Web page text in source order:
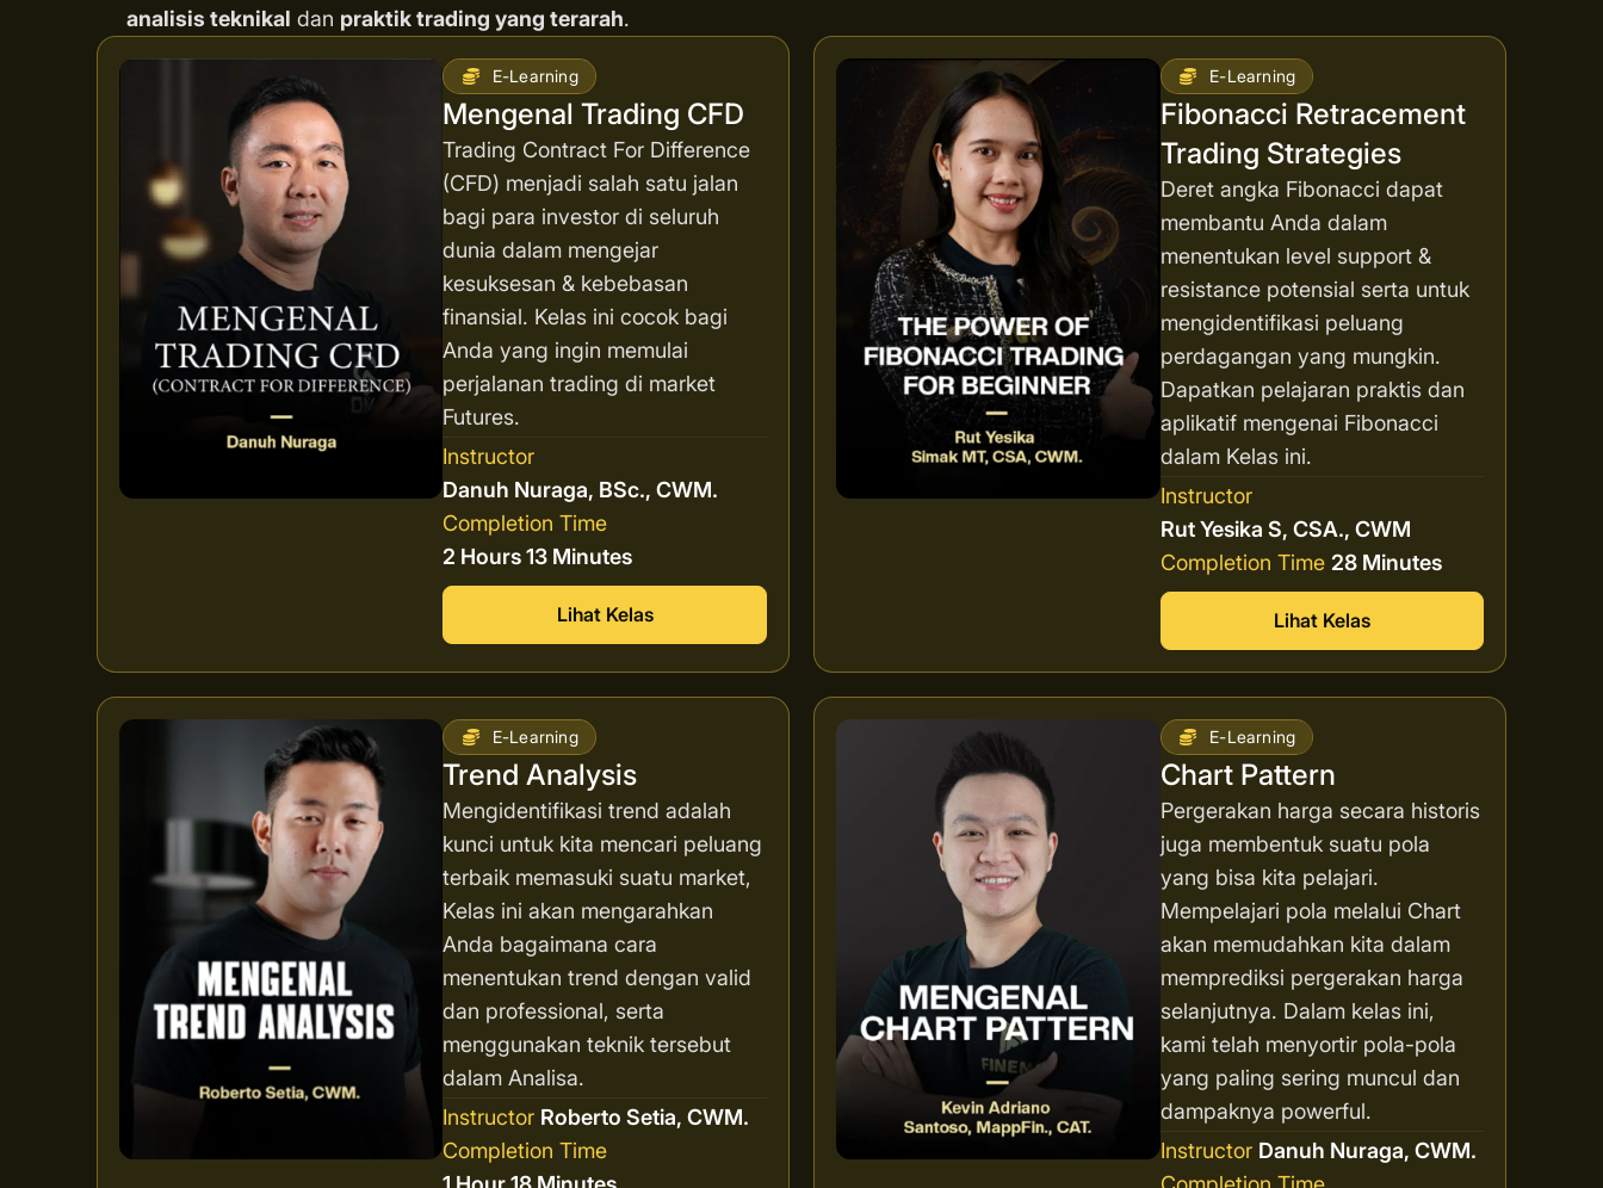
analisis teknikal dan praktik trading yang terarah.
E-Learning
Mengenal Trading CFD
Trading Contract For Difference
(CFD) menjadi salah satu jalan
bagi para investor di seluruh
dunia dalam mengejar
kesuksesan & kebebasan
finansial. Kelas ini cocok bagi
Anda yang ingin memulai
perjalanan trading di market
Futures.
Instructor
Danuh Nuraga, BSc., CWM.
Completion Time
2 Hours 13 Minutes
Lihat Kelas
E-Learning
Fibonacci Retracement
Trading Strategies
Deret angka Fibonacci dapat
membantu Anda dalam
menentukan level support &
resistance potensial serta untuk
mengidentifikasi peluang
perdagangan yang mungkin.
Dapatkan pelajaran praktis dan
aplikatif mengenai Fibonacci
dalam Kelas ini.
Instructor
Rut Yesika S, CSA., CWM
Completion Time 28 Minutes
Lihat Kelas
E-Learning
Trend Analysis
Mengidentifikasi trend adalah
kunci untuk kita mencari peluang
terbaik memasuki suatu market,
Kelas ini akan mengarahkan
Anda bagaimana cara
menentukan trend dengan valid
dan professional, serta
menggunakan teknik tersebut
dalam Analisa.
Instructor Roberto Setia, CWM.
Completion Time
E-Learning
Chart Pattern
Pergerakan harga secara historis
juga membentuk suatu pola
yang bisa kita pelajari.
Mempelajari pola melalui Chart
akan memudahkan kita dalam
memprediksi pergerakan harga
selanjutnya. Dalam kelas ini,
kami telah menyortir pola-pola
yang paling sering muncul dan
dampaknya powerful.
Instructor Danuh Nuraga, CWM.